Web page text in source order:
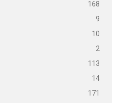
168
9
10
2
113
14
171